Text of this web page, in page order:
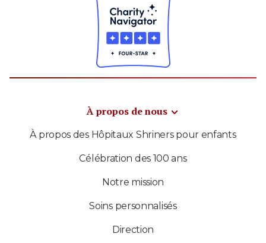
À propos de nous
À propos des Hôpitaux Shriners pour enfants
Célébration des 100 ans
Notre mission
Soins personnalisés
Direction